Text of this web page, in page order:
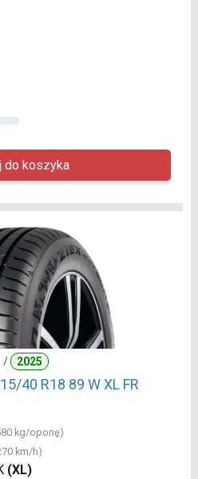
/ 2025
40 R18 89 W XL FR
kg/oponę)
km/h)
(XL)